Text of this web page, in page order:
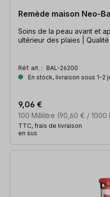
Remède maison Neo-
Soins de la peau avant et
ultérieur des plaies |
Réf. art. : BAL-26200
En stock, livraison sous 1-2
100 Millilitre (90,60 € / 1000
9,06 €
TTC, frais de livraison
en sus